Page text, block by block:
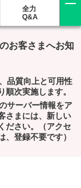
全力
Q&A
お客さまへお知
品質向上と可用性
次実施します。
サーバー情報をア
さまには、新しい
ださい。（アクセ
登録不要です）